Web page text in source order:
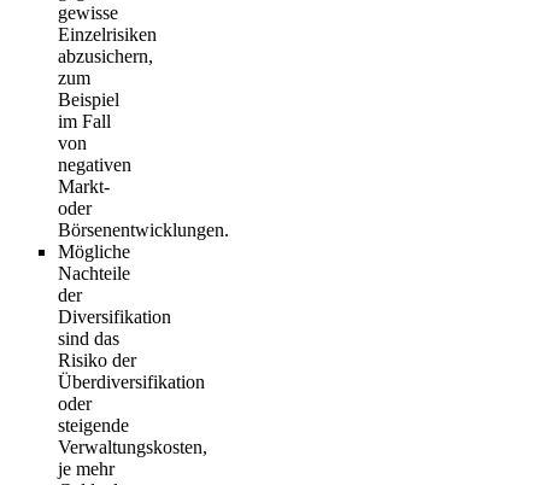
gewisse
Einzelrisiken
abzusichern,
zum
Beispiel
im Fall
von
negativen
Markt-
oder
Börsenentwicklungen.
Mögliche
Nachteile
der
Diversifikation
sind das
Risiko der
Überdiversifikation
oder
steigende
Verwaltungskosten,
je mehr